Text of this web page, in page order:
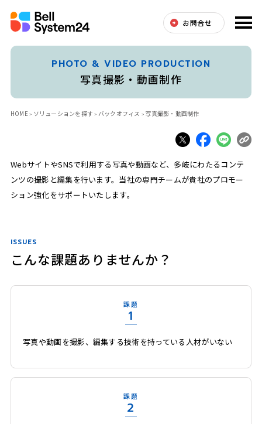
お問合せ
PHOTO & VIDEO PRODUCTION
写真撮影・動画制作
HOME ソリューションを探す バックオフィス 写真撮影・動画制作
WebサイトやSNSで利用する写真や動画など、多岐にわたるコンテ
ンツの撮影と編集を行います。当社の専門チームが貴社のプロモー
ション強化をサポートいたします。
ISSUES
こんな課題ありませんか？
課題
1
写真や動画を撮影、編集する技術を持っている人材がいない
課題
2